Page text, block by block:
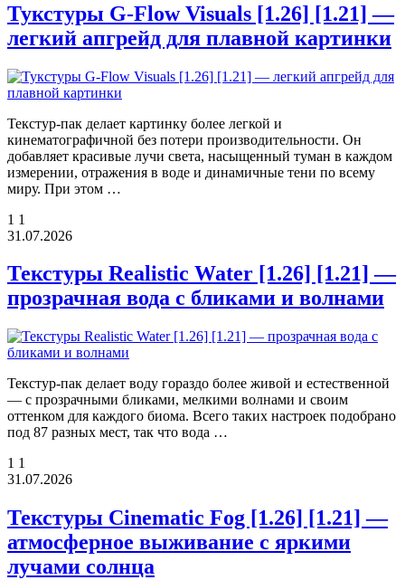
Тукстуры G-Flow Visuals [1.26] [1.21] —
легкий апгрейд для плавной картинки
Текстур-пак делает картинку более легкой и
кинематографичной без потери производительности. Он
добавляет красивые лучи света, насыщенный туман в каждом
измерении, отражения в воде и динамичные тени по всему
миру. При этом …
1 1
31.07.2026
Текстуры Realistic Water [1.26] [1.21] —
прозрачная вода с бликами и волнами
Текстур-пак делает воду гораздо более живой и естественной
— с прозрачными бликами, мелкими волнами и своим
оттенком для каждого биома. Всего таких настроек подобрано
под 87 разных мест, так что вода …
1 1
31.07.2026
Текстуры Cinematic Fog [1.26] [1.21] —
атмосферное выживание с яркими
лучами солнца